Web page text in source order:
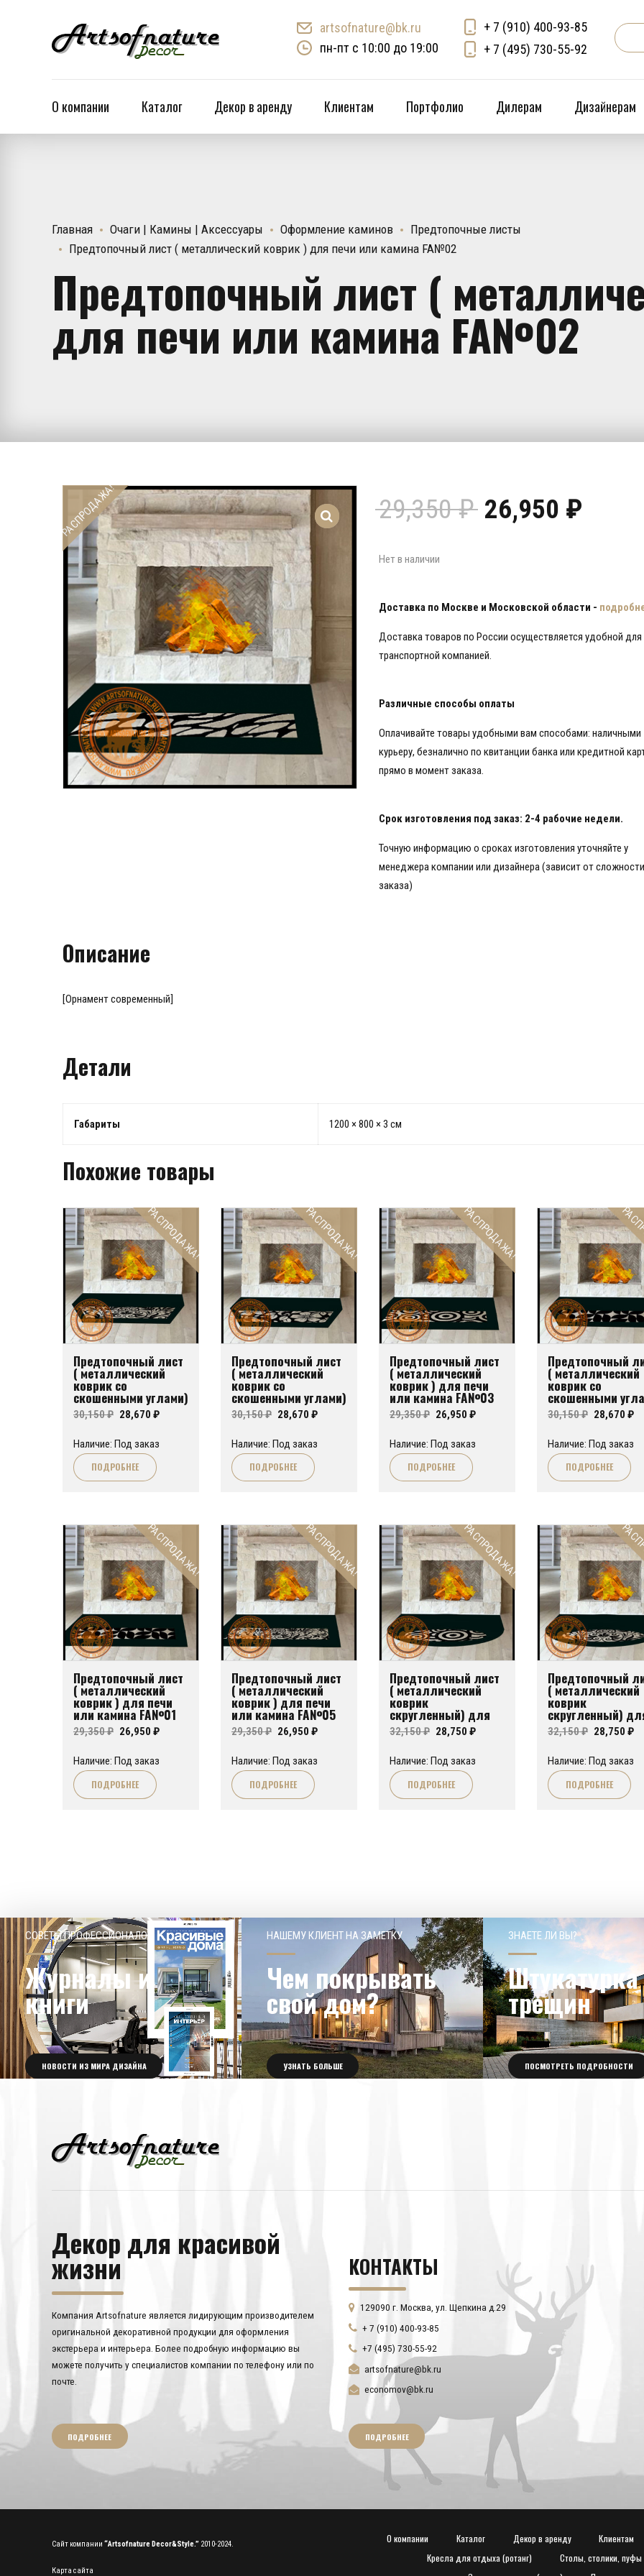
artsofnature@bk.ru
пн-пт с 10:00 до 19:00
+ 7 (910) 400-93-85
+ 7 (495) 730-55-92
О компании Каталог Декор в аренду Клиентам Портфолио Дилерам Дизайнерам
Главная Очаги | Камины | Аксессуары Оформление каминов
Предтопочные листы
Предтопочный лист ( металлический коврик ) для печи или камина FA№02
Предтопочный лист (
для печи или камина FA№02
РАСПРОДАЖА! 29,350₽ цена
26,950 ₽
Нет в наличии
Доставка по Москве и Московской области -
Доставка товаров по России осуществляется удобной для
транспортной компанией.
Различные способы оплаты
Оплачивайте товары удобными вам способами: наличными
курьеру, безналично по квитанции банка или кредитной
прямо в момент заказа.
Срок изготовления под заказ: 2-4 рабочие недели.
Точную информацию о сроках изготовления уточняйте у
менеджера компании или дизайнера (зависит от сложности
заказа)
Описание
[Орнамент современный]
Детали
Габариты 1200 × 800 × 3 см
Похожие товары
РАСПРОДАЖА!
Предтопочный лист
( металлический
коврик со
скошенными углами)
для печи или
камина FA№05
30,150₽ Первоначальная
составляла
30,150 ₽.
28,670 ₽Текущая
Наличие: Под заказ
ПОДРОБНЕЕ
РАСПРОДАЖА!
Предтопочный лист
( металлический
коврик со
скошенными углами)
для печи или
камина FA№04
30,150₽ Первоначальная
составляла
30,150 ₽.
28,670 ₽Текущая
Наличие: Под заказ
ПОДРОБНЕЕ
РАСПРОДАЖА!
Предтопочный лист
( металлический
коврик ) для печи
или камина FA№03
29,350₽ Первоначальная
составляла
29,350 ₽.
26,950 ₽Текущая
Наличие: Под заказ
ПОДРОБНЕЕ
Предтопочный
( металлический
коврик со
скошенными
для печи или
камина FA№01
30,150₽
составляла
30,150 ₽.
28,670 ₽
Наличие: Под заказ
ПОДРОБНЕЕ
РАСПРОДАЖА!
Предтопочный лист
( металлический
коврик ) для печи
или камина FA№01
29,350₽ Первоначальная
составляла
29,350 ₽.
26,950 ₽Текущая
Наличие: Под заказ
ПОДРОБНЕЕ
РАСПРОДАЖА!
Предтопочный лист
( металлический
коврик ) для печи
или камина FA№05
29,350₽ Первоначальная
составляла
29,350 ₽.
26,950 ₽Текущая
Наличие: Под заказ
ПОДРОБНЕЕ
РАСПРОДАЖА!
Предтопочный лист
( металлический
коврик
скругленный) для
печи или камина
FA№03
32,150₽ Первоначальная
составляла
32,150 ₽.
28,750 ₽Текущая
Наличие: Под заказ
ПОДРОБНЕЕ
Предтопочный
( металлический
коврик
скругленный)
печи или камина
FA№05
32,150₽
составляла
32,150 ₽.
28,750 ₽
Наличие: Под заказ
ПОДРОБНЕЕ
СОВЕТЫ ПРОФЕССИОНАЛОВ
Журналы и
книги
НОВОСТИ ИЗ МИРА ДИЗАЙНА
НАШЕМУ КЛИЕНТ НА ЗАМЕТКУ
Чем покрывать
свой дом?
УЗНАТЬ БОЛЬШЕ
ЗНАЕТЕ ЛИ ВЫ?
трещин
ПОСМОТРЕТЬ ПОДРОБНОСТИ
Декор для красивой
жизни
Компания Artsofnature является лидирующим производителем
оригинальной декоративной продукции для оформления
экстерьера и интерьера. Более подробную информацию вы
можете получить у специалистов компании по телефону или по
почте.
ПОДРОБНЕЕ
КОНТАКТЫ
129090 г. Москва, ул. Щепкина д.29
+ 7 (910) 400-93-85
+7 (495) 730-55-92
artsofnature@bk.ru
economov@bk.ru
ПОДРОБНЕЕ
Сайт компании “Artsofnature Decor&Style.” 2010-2024.
Карта сайта
О компании Каталог Декор в аренду Клиентам
Кресла для отдыха (ротанг)
Столы, столики, пуфы